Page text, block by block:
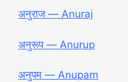
अनुराज ― Anuraj
अनुरूप ― Anurup
अनुपम ― Anupam